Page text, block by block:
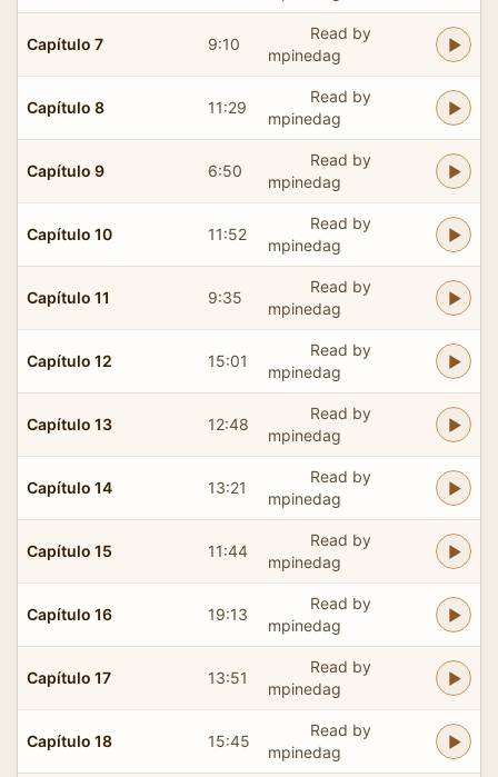
Capítulo 7 9:10
Read by
mpinedag
Capítulo 8 11:29
Read by
mpinedag
Capítulo 9 6:50
Read by
mpinedag
Capítulo 10 11:52
Read by
mpinedag
Capítulo 11 9:35
Read by
mpinedag
Capítulo 12 15:01
Read by
mpinedag
Capítulo 13 12:48
Read by
mpinedag
Capítulo 14 13:21
Read by
mpinedag
Capítulo 15 11:44
Read by
mpinedag
Capítulo 16 19:13
Read by
mpinedag
Capítulo 17 13:51
Read by
mpinedag
Capítulo 18 15:45
Read by
mpinedag